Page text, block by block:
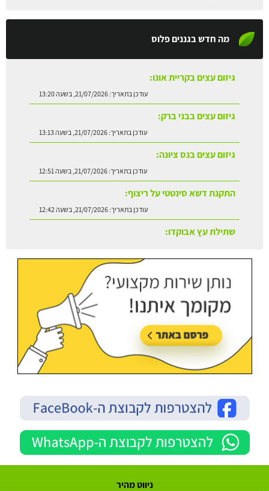
מה חדש בגננים פלוס
התקנת דשא סינטטי על ריצוף:
ניווט מהיר